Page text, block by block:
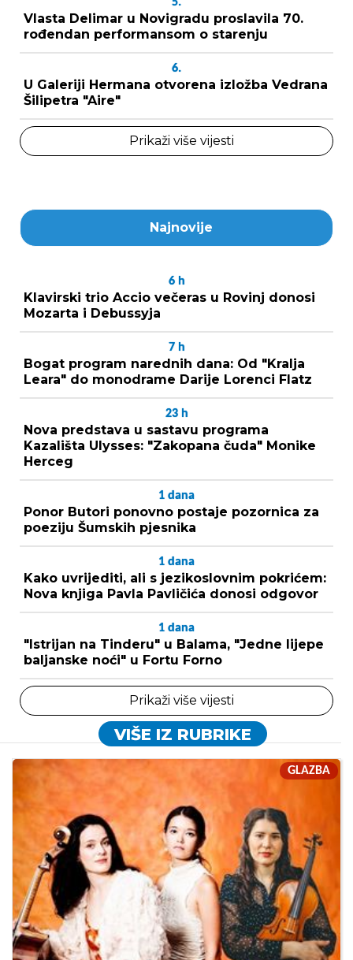
Vlasta Delimar u Novigradu proslavila 70.
rođendan performansom o starenju
6.
U Galeriji Hermana otvorena izložba Vedrana
Šilipetra "Aire"
Prikaži više vijesti
Najnovije
6 h
Klavirski trio Accio večeras u Rovinj donosi
Mozarta i Debussyja
7 h
Bogat program narednih dana: Od "Kralja
Leara" do monodrame Darije Lorenci Flatz
23 h
Nova predstava u sastavu programa
Kazališta Ulysses: "Zakopana čuda" Monike
Herceg
1 dana
Ponor Butori ponovno postaje pozornica za
poeziju Šumskih pjesnika
1 dana
Kako uvrijediti, ali s jezikoslovnim pokrićem:
Nova knjiga Pavla Pavličića donosi odgovor
1 dana
"Istrijan na Tinderu" u Balama, "Jedne lijepe
baljanske noći" u Fortu Forno
Prikaži više vijesti
VIŠE IZ RUBRIKE
GLAZBA